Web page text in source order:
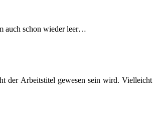
auch schon wieder leer…
der Arbeitstitel gewesen sein wird. Vielleicht